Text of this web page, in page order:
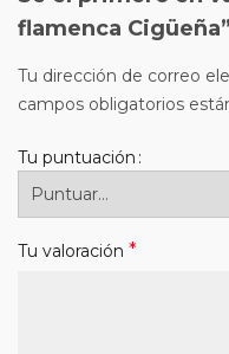
flamenca Cigüeña”
Tu dirección de correo
campos obligatorios
Tu puntuación
Tu valoración *